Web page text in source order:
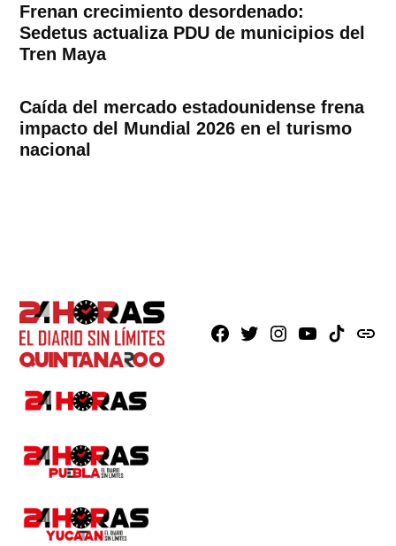
Frenan crecimiento desordenado:
Sedetus actualiza PDU de municipios del
Tren Maya
Caída del mercado estadounidense frena
impacto del Mundial 2026 en el turismo
nacional
Facebook
X Instagram
YoutubeTikTokissuu